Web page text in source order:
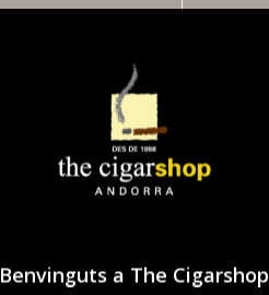
Benvinguts a The Cigarshop